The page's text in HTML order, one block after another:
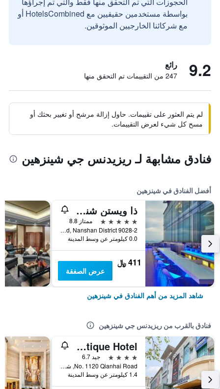
بواسطة مستخدمين حقيقيين مع HotelsCombined أو
مع شركائنا الخارجيين الموثوقين.
9.2 رائع
247 من التقييمات تم التحقق منها
لم يتم العثور على تقييمات. حاول إزالة مرشح أو تغيير بحثك أو
مسح كل شيء لعرض التقييمات.
فنادق مشابهة لـ ريزيدنس جي شينزهين
أفضل الفنادق في شينزهين
ذا ويستن شنزهن نانشان
5 نجوم
ممتاز 8.8
9028-2 Shennan Road, Nanshan District, شينزهين, الصين
0.0 كيلومتر عن وسط المدينة
411 ﷼
عرض الصفقة
شاهد المزيد من أهم الفنادق في شينزهين
فنادق بالقرب من ريزيدنس جي شينزهين
Qianhai Bay Boutique Hotel
4 نجوم
جيد 6.7
No. 1120 Qianhai Road, شينزهين, الصين
1.4 كيلومتر عن وسط المدينة